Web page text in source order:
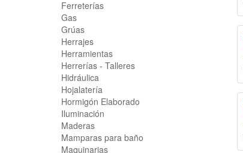
Ferreterías
Gas
Grúas
Herrajes
Herramientas
Herrerías - Talleres
Hidráulica
Hojalatería
Hormigón Elaborado
Iluminación
Maderas
Mamparas para baño
Maquinarias